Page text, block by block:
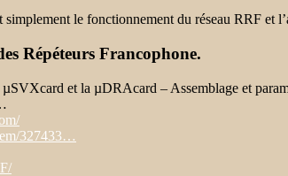
simplement le fonctionnement du réseau RRF
Répéteurs Francophone.
et la µDRAcard – Assemblage et
327433…